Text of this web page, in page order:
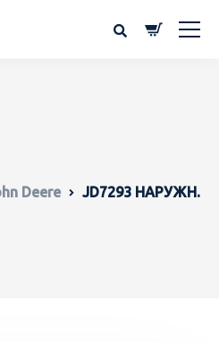
Deere
JD7293 НАРУЖН.